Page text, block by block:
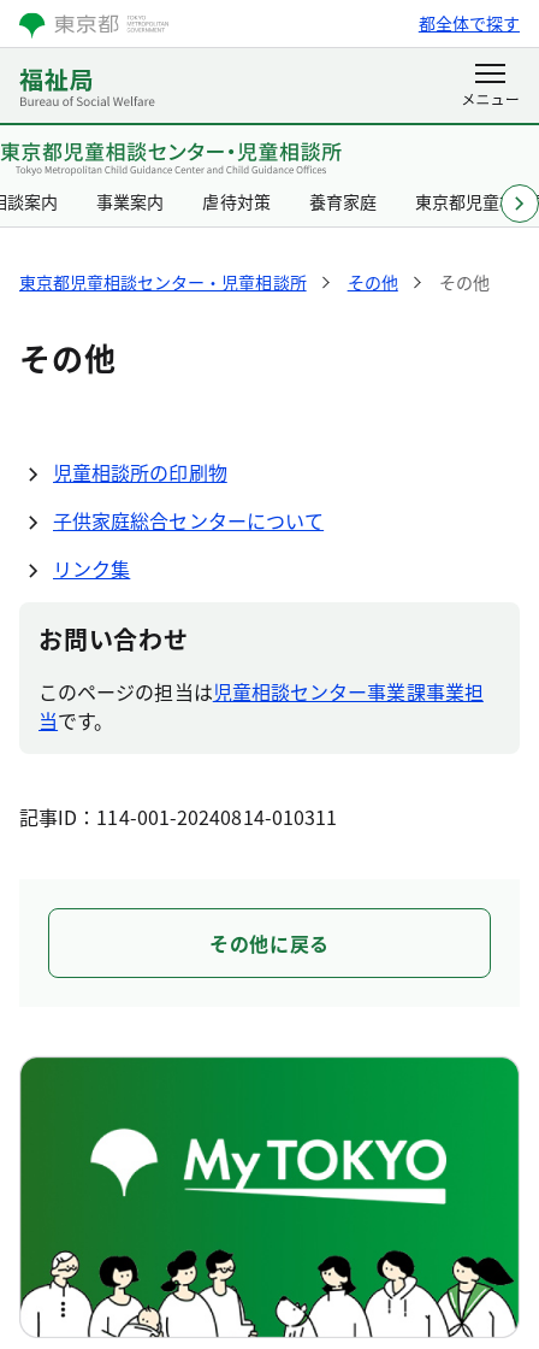
都全体で探す
談案内 事業案内 虐待対策 養育家庭 東京都児童相談
東京都児童相談センター・児童相談所 その他 その他
その他
児童相談所の印刷物
子供家庭総合センターについて
リンク集
お問い合わせ
このページの担当は児童相談センター事業課事業担
当です。
記事ID：114-001-20240814-010311
その他に戻る